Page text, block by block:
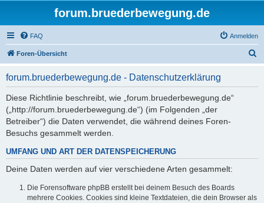
forum.bruederbewegung.de
FAQ Anmelden
Foren-Übersicht
forum.bruederbewegung.de - Datenschutzerklärung
Diese Richtlinie beschreibt, wie „forum.bruederbewegung.de“
(„http://forum.bruederbewegung.de“) (im Folgenden „der
Betreiber“) die Daten verwendet, die während deines Foren-
Besuchs gesammelt werden.
UMFANG UND ART DER DATENSPEICHERUNG
Deine Daten werden auf vier verschiedene Arten gesammelt:
Die Forensoftware phpBB erstellt bei deinem Besuch des Boards
mehrere Cookies. Cookies sind kleine Textdateien, die dein Browser als